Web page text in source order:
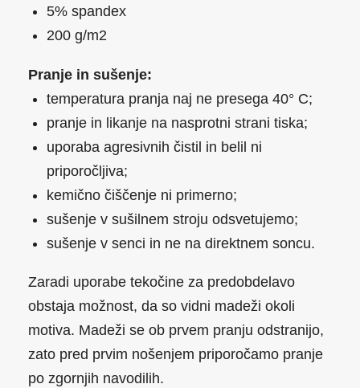
5% spandex
200 g/m2
Pranje in sušenje:
temperatura pranja naj ne presega 40° C;
pranje in likanje na nasprotni strani tiska;
uporaba agresivnih čistil in belil ni
priporočljiva;
kemično čiščenje ni primerno;
sušenje v sušilnem stroju odsvetujemo;
sušenje v senci in ne na direktnem soncu.
Zaradi uporabe tekočine za predobdelavo
obstaja možnost, da so vidni madeži okoli
motiva. Madeži se ob prvem pranju odstranijo,
zato pred prvim nošenjem priporočamo pranje
po zgornjih navodilih.